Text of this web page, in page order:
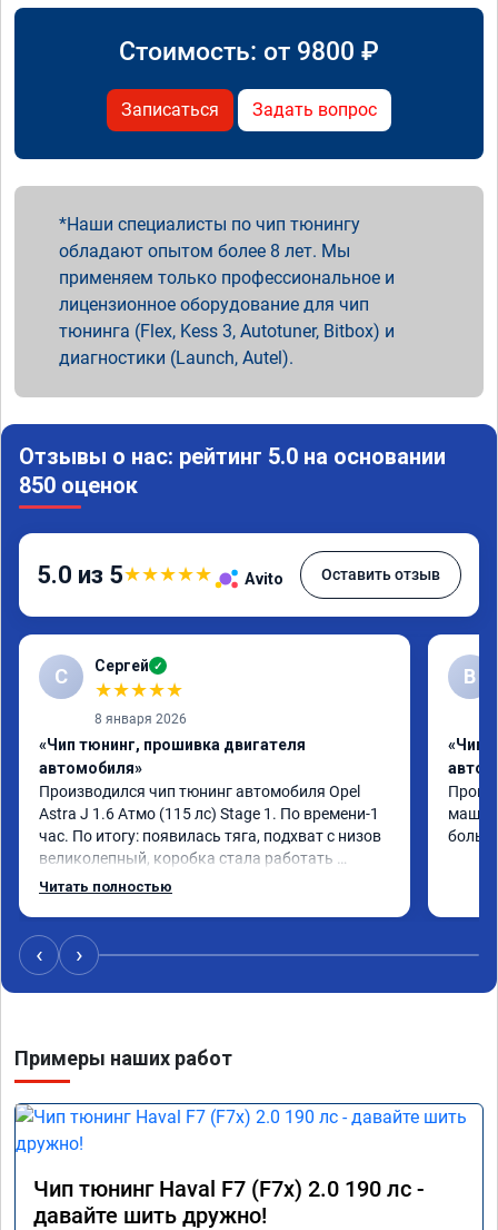
Стоимость: от 9800 ₽
Записаться Задать вопрос
Наши специалисты по чип тюнингу
обладают опытом более 8 лет. Мы
применяем только профессиональное и
лицензионное оборудование для чип
тюнинга (Flex, Kess 3, Autotuner, Bitbox) и
диагностики (Launch, Autel).
Отзывы о нас: рейтинг 5.0 на основании
850 оценок
5.0 из 5★★★★★ Avito Оставить отзыв
С Сергей ✓
★★★★★
8 января 2026
«Чип тюнинг, прошивка двигателя
автомобиля»
Производился чип тюнинг автомобиля Opel
Astra J 1.6 Атмо (115 лс) Stage 1. По времени-1
час. По итогу: появилась тяга, подхват с низов
великолепный, коробка стала работать
плавнее. На трассе быстрее скидывает
Рекомендую компанию!
Номер сертификата: А011870 от 06.01.2026
Читать полностью
В
«Чип
‹ ›
Примеры наших работ
Чип тюнинг Haval F7 (F7x) 2.0 190 лс -
давайте шить дружно!